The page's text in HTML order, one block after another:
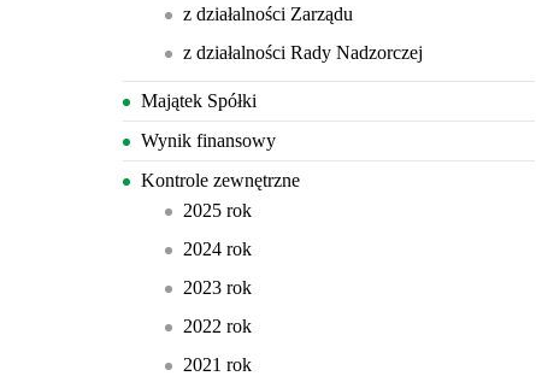
z działalności Zarządu
z działalności Rady Nadzorczej
Majątek Spółki
Wynik finansowy
Kontrole zewnętrzne
2025 rok
2024 rok
2023 rok
2022 rok
2021 rok